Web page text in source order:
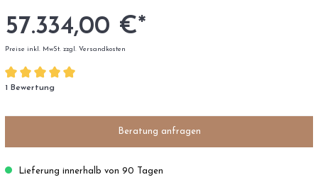
57.334,00 €*
Preise inkl. MwSt. zzgl. Versandkosten
1 Bewertung
Beratung anfragen
Lieferung innerhalb von 90 Tagen